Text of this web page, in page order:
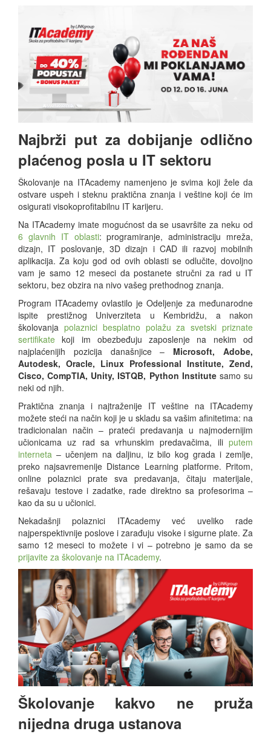
Najbrži put za dobijanje odlično
plaćenog posla u IT sektoru
Školovanje na ITAcademy namenjeno je svima koji žele da
ostvare uspeh i steknu praktična znanja i veštine koji će im
osigurati visokoprofitabilnu IT karijeru.
Na ITAcademy imate mogućnost da se usavršite za neku od
6 glavnih IT oblasti: programiranje, administraciju mreža,
dizajn, IT poslovanje, 3D dizajn i CAD ili razvoj mobilnih
aplikacija. Za koju god od ovih oblasti se odlučite, dovoljno
vam je samo 12 meseci da postanete stručni za rad u IT
sektoru, bez obzira na nivo vašeg prethodnog znanja.
Program ITAcademy ovlastilo je Odeljenje za međunarodne
ispite prestižnog Univerziteta u Kembridžu, a nakon
školovanja polaznici besplatno polažu za svetski priznate
sertifikate koji im obezbeđuju zaposlenje na nekim od
najplaćenijih pozicija današnjice – Microsoft, Adobe,
Autodesk, Oracle, Linux Professional Institute, Zend,
Cisco, CompTIA, Unity, ISTQB, Python Institutesamo su
neki od njih.
Praktična znanja i najtraženije IT veštine na ITAcademy
možete steći na način koji je u skladu sa vašim afinitetima: na
tradicionalan način – prateći predavanja u najmodernijim
učionicama uz rad sa vrhunskim predavačima, ili putem
interneta – učenjem na daljinu, iz bilo kog grada i zemlje,
preko najsavremenije Distance Learning platforme. Pritom,
online polaznici prate sva predavanja, čitaju materijale,
rešavaju testove i zadatke, rade direktno sa profesorima –
kao da su u učionici.
Nekadašnji polaznici ITAcademy već uveliko rade
najperspektivnije poslove i zarađuju visoke i sigurne plate. Za
samo 12 meseci to možete i vi – potrebno je samo da se
prijavite za školovanje na ITAcademy.
Školovanje kakvo ne pruža
nijedna druga ustanova